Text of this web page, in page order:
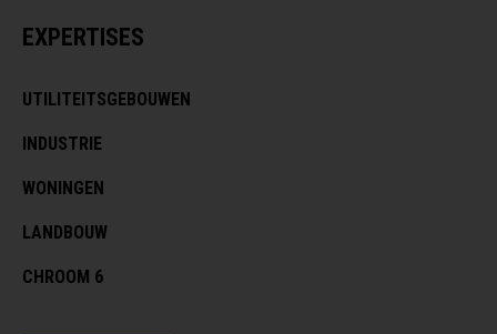
EXPERTISES
UTILITEITSGEBOUWEN
INDUSTRIE
WONINGEN
LANDBOUW
CHROOM 6